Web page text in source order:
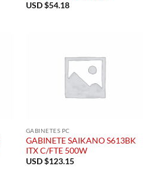
USD $54.18
GABINETES PC
GABINETE SAIKANO S613BK
ITX C/FTE 500W
USD $123.15